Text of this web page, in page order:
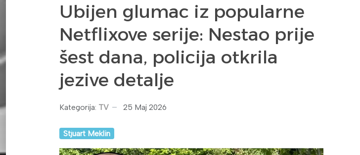
Ubijen glumac iz popularne
Netflixove serije: Nestao prije
šest dana, policija otkrila
jezive detalje
Kategorija: TV 25 Maj 2026
Stjuart Meklin